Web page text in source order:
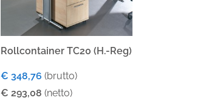
Rollcontainer TC20 (H.-Reg)
€ 348,76 (brutto)
€ 293,08 (netto)